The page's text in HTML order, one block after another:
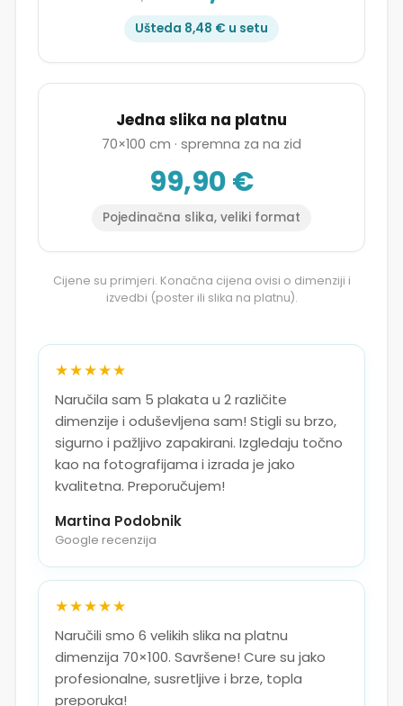
Ušteda 8,48 € u setu
Jedna slika na platnu
70×100 cm · spremna za na zid
99,90 €
Pojedinačna slika, veliki format
Cijene su primjeri. Konačna cijena ovisi o dimenziji i
izvedbi (poster ili slika na platnu).
★★★★★
Naručila sam 5 plakata u 2 različite
dimenzije i oduševljena sam! Stigli su brzo,
sigurno i pažljivo zapakirani. Izgledaju točno
kao na fotografijama i izrada je jako
kvalitetna. Preporučujem!
Martina Podobnik
Google recenzija
★★★★★
Naručili smo 6 velikih slika na platnu
dimenzija 70×100. Savršene! Cure su jako
profesionalne, susretljive i brze, topla
preporuka!